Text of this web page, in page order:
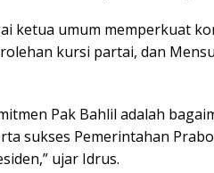
ketua umum memperkuat
kursi partai, dan
Pak Bahlil adalah
sukses Pemerintahan
ujar Idrus.